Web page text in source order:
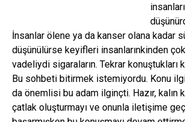
İnsanlar ölene ya da kanser olana kadar
düşünülürse keyifleri insanlarınkinden
vadeliydi sigaraların. Tekrar konuştukları
Bu sohbeti bitirmek istemiyordu. Konu
da önemlisi bu adam ilginçti. Hazır, kalın
çatlak oluşturmayı ve onunla iletişime